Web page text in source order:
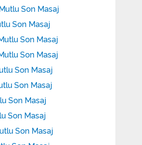
Son Masaj
Son Masaj
Son Masaj
Son Masaj
Son Masaj
Son Masaj
Son Masaj
Son Masaj
Son Masaj